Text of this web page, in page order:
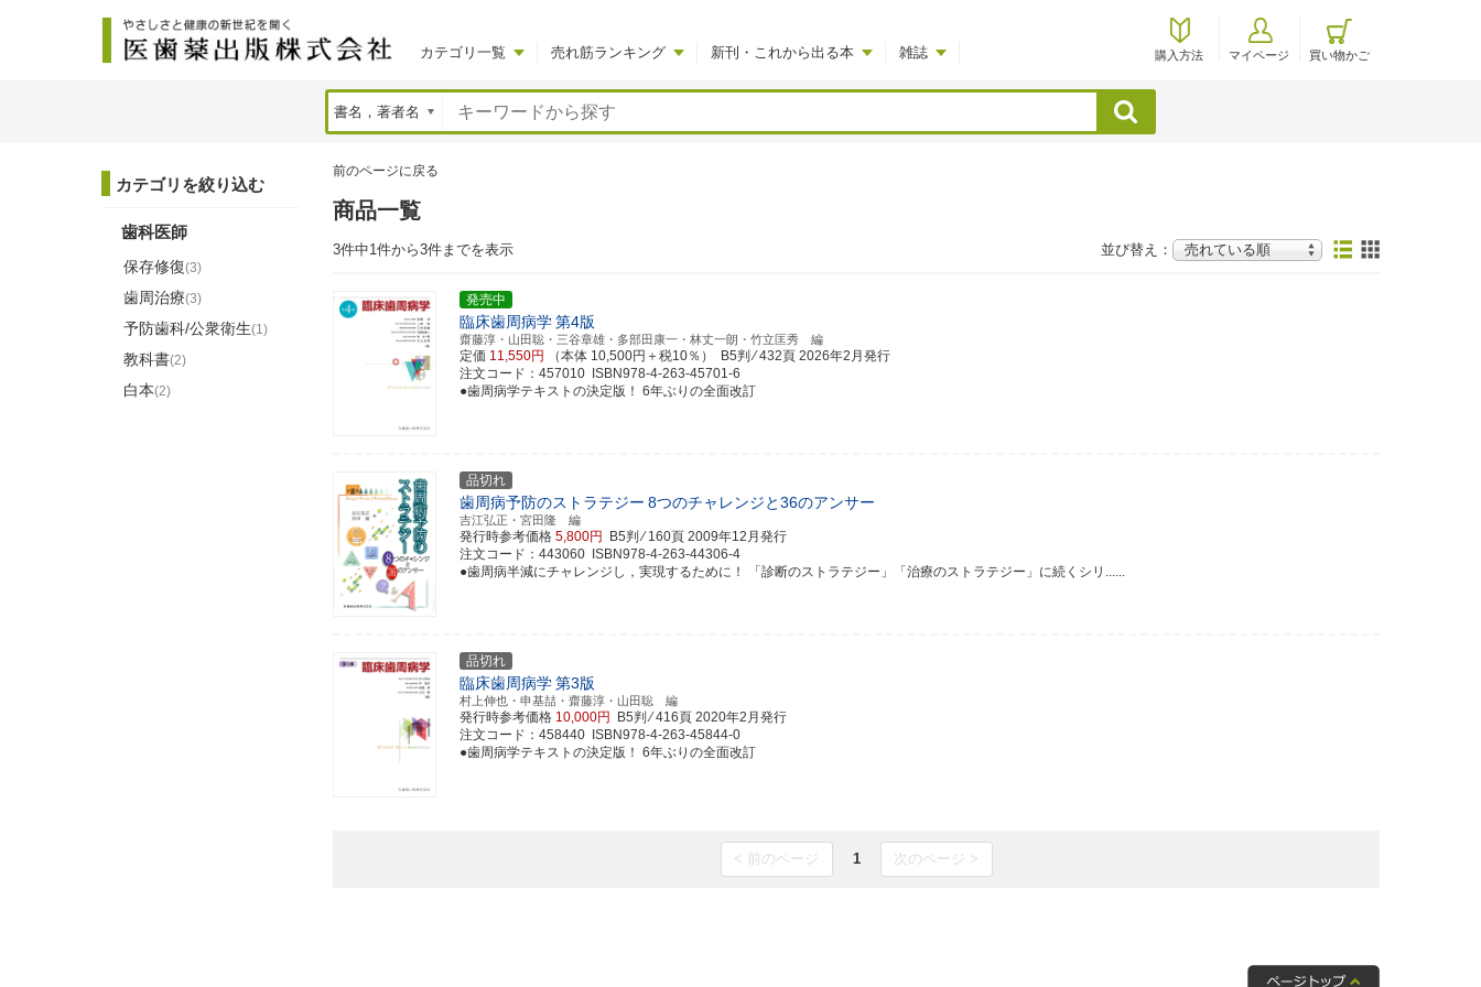
カテゴリ一覧 売れ筋ランキング 新刊・これから出る本 雑誌 購入方法 マイページ 買い物かご
検索
前のページに戻る
商品一覧
3件中1件から3件までを表示 並び替え：
発売中
臨床歯周病学第4版
齋藤淳・山田聡・三谷章雄・多部田康一・林丈一朗・竹立匡秀 編
定価 11,550円 （本体 10,500円＋税10％） B5判 ⁄ 432頁 2026年2月発行
注文コード：457010 ISBN978-4-263-45701-6
●歯周病学テキストの決定版！ 6年ぶりの全面改訂
品切れ
歯周病予防のストラテジー 8つのチャレンジと36のアンサー
吉江弘正・宮田隆 編
発行時参考価格 5,800円 B5判 ⁄ 160頁 2009年12月発行
注文コード：443060 ISBN978-4-263-44306-4
●歯周病半減にチャレンジし，実現するために！ 「診断のストラテジー」「治療のストラテジー」に続くシリ......
品切れ
臨床歯周病学第3版
村上伸也・申基喆・齋藤淳・山田聡 編
発行時参考価格 10,000円 B5判 ⁄ 416頁 2020年2月発行
注文コード：458440 ISBN978-4-263-45844-0
●歯周病学テキストの決定版！ 6年ぶりの全面改訂
< 前のページ 1 次のページ >
カテゴリを絞り込む
歯科医師
保存修復(3)
歯周治療(3)
予防歯科/公衆衛生(1)
教科書(2)
白本(2)